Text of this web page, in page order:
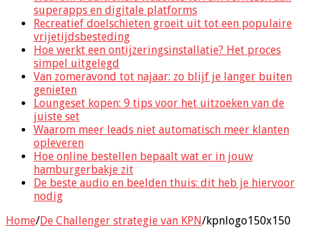
superapps en digitale platforms
Recreatief doelschieten groeit uit tot een populaire
vrijetijdsbesteding
Hoe werkt een ontijzeringsinstallatie? Het proces
simpel uitgelegd
Van zomeravond tot najaar: zo blijf je langer buiten
genieten
Loungeset kopen: 9 tips voor het uitzoeken van de
juiste set
Waarom meer leads niet automatisch meer klanten
opleveren
Hoe online bestellen bepaalt wat er in jouw
hamburgerbakje zit
De beste audio en beelden thuis: dit heb je hiervoor
nodig
Home/De Challenger strategie van KPN/kpnlogo150x150